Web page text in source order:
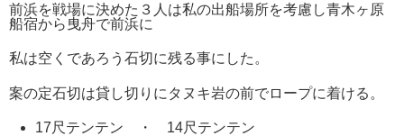
前浜を戦場に決めた３人は私の出船場所を考慮し青木ヶ原
船宿から曳舟で前浜に
私は空くであろう石切に残る事にした。
案の定石切は貸し切りにタヌキ岩の前でロープに着ける。
17尺テンテン ・ 14尺テンテン